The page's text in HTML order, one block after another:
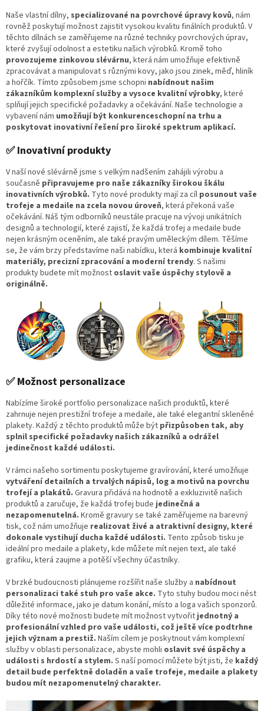
Naše vlastní dílny, specializované na povrchové úpravy kovů, nám
rovněž poskytují možnost zajistit vysokou kvalitu finálních produktů. V
těchto dílnách se zaměřujeme na různé techniky povrchových úprav,
které zvyšují odolnost a estetiku našich výrobků. Kromě toho
provozujeme zinkovou slévárnu, která nám umožňuje efektivně
zpracovávat a manipulovat s různými kovy, jako jsou zinek, měď, hliník
a hořčík. Tímto způsobem jsme schopni nabídnout našim
zákazníkům komplexní služby a vysoce kvalitní výrobky, které
splňují jejich specifické požadavky a očekávání. Naše technologie a
vybavení nám umožňují být konkurenceschopní na trhu a
poskytovat inovativní řešení pro široké spektrum aplikací.
✅ Inovativní produkty
V naší nové slévárně jsme s velkým nadšením zahájili výrobu a
současně připravujeme pro naše zákazníky širokou škálu
inovativních výrobků. Tyto nové produkty mají za cíl posunout vaše
trofeje a medaile na zcela novou úroveň, která překoná vaše
očekávání. Náš tým odborníků neustále pracuje na vývoji unikátních
designů a technologií, které zajistí, že každá trofej a medaile bude
nejen krásným oceněním, ale také pravým uměleckým dílem. Těšíme
se, že vám brzy představíme naši nabídku, která kombinuje kvalitní
materiály, precizní zpracování a moderní trendy. S našimi
produkty budete mít možnost oslavit vaše úspěchy stylově a
originálně.
✅ Možnost personalizace
Nabízíme široké portfolio personalizace našich produktů, které
zahrnuje nejen prestižní trofeje a medaile, ale také elegantní skleněné
plakety. Každý z těchto produktů může být přizpůsoben tak, aby
splnil specifické požadavky našich zákazníků a odrážel
jedinečnost každé události.
V rámci našeho sortimentu poskytujeme gravírování, které umožňuje
vytváření detailních a trvalých nápisů, log a motivů na povrchu
trofejí a plakátů. Gravura přidává na hodnotě a exkluzivitě našich
produktů a zaručuje, že každá trofej budejedinečná a
nezapomenutelná. Kromě gravury se také zaměřujeme na barevný
tisk, což nám umožňuje realizovat živé a atraktivní designy, které
dokonale vystihují ducha každé události. Tento způsob tisku je
ideální pro medaile a plakety, kde můžete mít nejen text, ale také
grafiku, která zaujme a potěší všechny účastníky.
V brzké budoucnosti plánujeme rozšířit naše služby a nabídnout
personalizaci také stuh pro vaše akce. Tyto stuhy budou moci nést
důležité informace, jako je datum konání, místo a loga vašich sponzorů.
Díky této nové možnosti budete mít možnost vytvořitjednotný a
profesionální vzhled pro vaše události, což ještě více podtrhne
jejich význam a prestiž. Naším cílem je poskytnout vám komplexní
služby v oblasti personalizace, abyste mohli oslavit své úspěchy a
události s hrdostí a stylem. S naší pomocí můžete být jisti, že každý
detail bude perfektně doladěn a vaše trofeje, medaile a plakety
budou mít nezapomenutelný charakter.